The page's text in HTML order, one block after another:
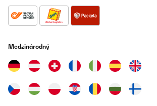
Medzinárodný